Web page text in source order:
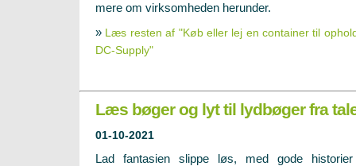
mere om virksomheden herunder.
» Læs resten af "Køb eller lej en container til
DC-Supply"
Læs bøger og lyt til lydbøger fra
01-10-2021
Lad fantasien slippe løs, med gode